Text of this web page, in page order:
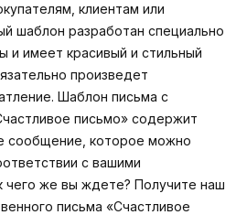
клиентам или
шаблон разработан специально
и имеет красивый и стильный
произведет
Шаблон письма с
письмо» содержит
сообщение, которое можно
с вашими
чего же вы ждете? Получите наш
письма «Счастливое